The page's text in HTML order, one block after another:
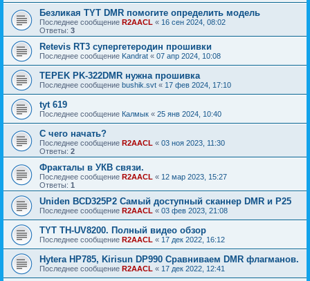
Безликая TYT DMR помогите определить модель
Последнее сообщение R2AACL « 16 сен 2024, 08:02
Ответы: 3
Retevis RT3 супергетеродин прошивки
Последнее сообщение Kandrat « 07 апр 2024, 10:08
TEPEK PK-322DMR нужна прошивка
Последнее сообщение bushik.svt « 17 фев 2024, 17:10
tyt 619
Последнее сообщение Калмык « 25 янв 2024, 10:40
С чего начать?
Последнее сообщение R2AACL « 03 ноя 2023, 11:30
Ответы: 2
Фракталы в УКВ связи.
Последнее сообщение R2AACL « 12 мар 2023, 15:27
Ответы: 1
Uniden BCD325P2 Самый доступный сканнер DMR и P25
Последнее сообщение R2AACL « 03 фев 2023, 21:08
TYT TH-UV8200. Полный видео обзор
Последнее сообщение R2AACL « 17 дек 2022, 16:12
Hytera HP785, Kirisun DP990 Сравниваем DMR флагманов.
Последнее сообщение R2AACL « 17 дек 2022, 12:41